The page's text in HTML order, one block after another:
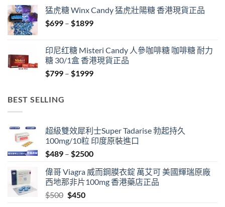
through
$1849
猛虎糖 Winx Candy 猛虎壯陽糖 香港現貨正品
$699 – $1899Price
through
$1899
印尼红糖 Misteri Candy 人參咖啡糖 咖啡糖 耐力
糖 30/1盒 香港現貨正品
$799 – $1999Price
BEST SELLING
超級雙效犀利士Super Tadarise 勃起持久
100mg/10粒 印度原裝進口
$489 – $2500Price
$489
through
偉哥 Viagra 威而鋼膜衣錠 萬艾可 美國輝瑞原廠
西地那非片100mg 香港藥店正品
$500 Original
$450Current